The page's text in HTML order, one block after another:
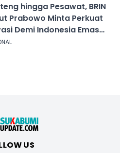
hingga Pesawat, BRIN
Prabowo Minta Perkuat
Demi Indonesia Emas
US